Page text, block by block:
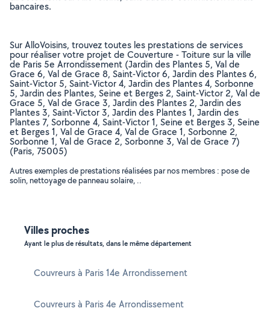
bancaires.
Sur AlloVoisins, trouvez toutes les prestations de services
pour réaliser votre projet de Couverture - Toiture sur la ville
de Paris 5e Arrondissement (Jardin des Plantes 5, Val de
Grace 6, Val de Grace 8, Saint-Victor 6, Jardin des Plantes 6,
Saint-Victor 5, Saint-Victor 4, Jardin des Plantes 4, Sorbonne
5, Jardin des Plantes, Seine et Berges 2, Saint-Victor 2, Val de
Grace 5, Val de Grace 3, Jardin des Plantes 2, Jardin des
Plantes 3, Saint-Victor 3, Jardin des Plantes 1, Jardin des
Plantes 7, Sorbonne 4, Saint-Victor 1, Seine et Berges 3, Seine
et Berges 1, Val de Grace 4, Val de Grace 1, Sorbonne 2,
Sorbonne 1, Val de Grace 2, Sorbonne 3, Val de Grace 7)
(Paris, 75005)
Autres exemples de prestations réalisées par nos membres : pose de
solin, nettoyage de panneau solaire, ..
Villes proches
Ayant le plus de résultats, dans le même département
Couvreurs à Paris 14e Arrondissement
Couvreurs à Paris 4e Arrondissement